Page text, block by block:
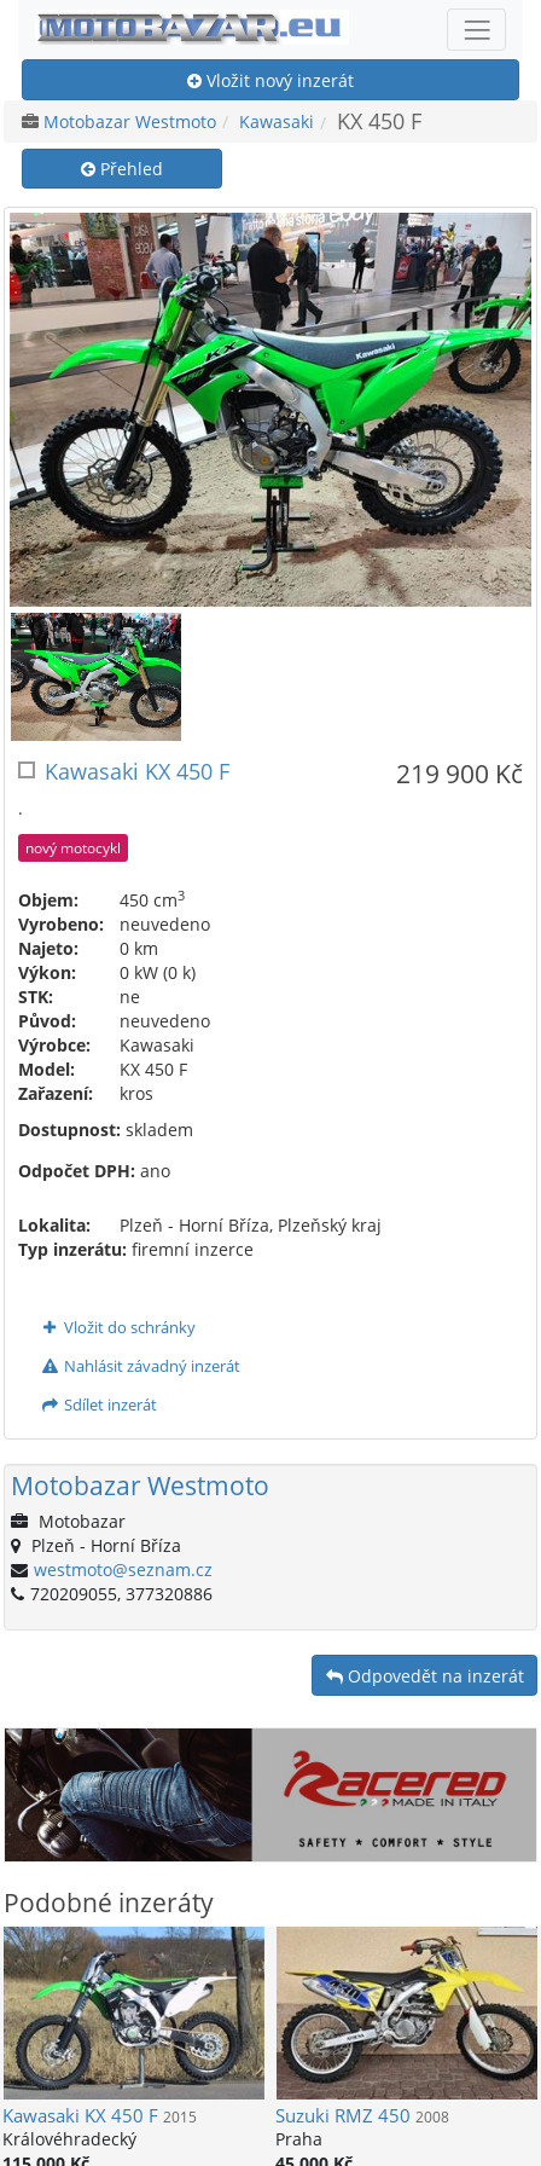
Vložit nový inzerát
Motobazar Westmoto
Kawasaki KX 450 F
Přehled
219 900 Kč
Kawasaki KX 450 F
.
nový motocykl
Objem: 450 cm3
Vyrobeno:
neuvedeno
Najeto:
0 km
Výkon:
0 kW (0 k)
STK:
ne
Původ:
neuvedeno
Výrobce:
Kawasaki
Model:
KX 450 F
Zařazení:
kros
Dostupnost: skladem
Odpočet DPH: ano
Lokalita:
Plzeň - Horní Bříza, Plzeňský kraj
Typ inzerátu: firemní inzerce
Vložit do schránky
Nahlásit závadný inzerát
Sdílet inzerát
Motobazar Westmoto
Motobazar
Plzeň - Horní Bříza
westmoto@seznam.cz
720209055, 377320886
Odpovedět na inzerát
Podobné inzeráty
Kawasaki KX 450 F 2015
Královéhradecký
Suzuki RMZ 450 2008
Praha